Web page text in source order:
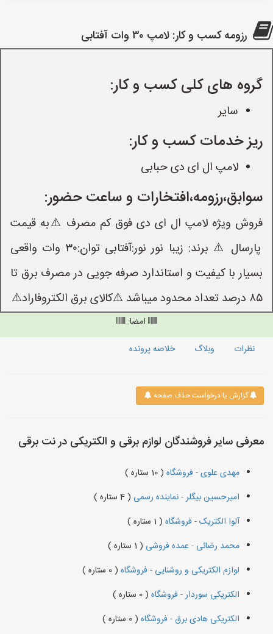
رزومه کسب و کار: لامپ ۳۰ وات آفتابی
گروه های کلی کسب و کار:
سایر
ریز خدمات کسب و کار:
لامپ ال ای دی حبابی
سوابق،رزومه،افتخارات و ساعت حضور:
فروش ویژه لامپ ال ای دی فوق کم مصرف ⚠️به قیمت
پارسال ⚠️ برند: زیبا نور نور:آفتابی توان:۳۰ وات واقعی
بسیار با کیفیت و استاندارد صرفه جویی در مصرف برق تا
۸۵ درصد تعداد محدود میباشد ⚠️کالای برق الکتروفاراد⚠️
امضا:
نظرات
وبلاگ خلاصه پرونده
گزارش یا درخواست حذف صفحه
معرفی سایر فروشندگان لوازم برقی و الکتریکی در نت برقی
مهدی علوی - فروشگاه ( 10 ستاره )
امیرحسین بیگلر - نماینده رسمی ( 4 ستاره )
آلوا الکتریک - فروشگاه ( 1 ستاره )
محمد رضائی - عمده فروشی ( 1 ستاره )
لوازم الکتریکی و روشنایی - فروشگاه ( 0 ستاره )
الکتریکی سوردار - فروشگاه ( 0 ستاره )
الکتریکی هادی برق - فروشگاه ( 0 ستاره )